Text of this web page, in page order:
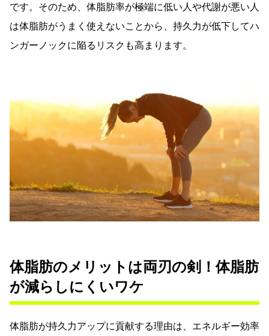
です。そのため、体脂肪率が極端に低い人や代謝が悪い人
は体脂肪がうまく使えないことから、持久力が低下してハ
ンガーノックに陥るリスクも高まります。
体脂肪のメリットは両刃の剣！体脂肪
が減らしにくいワケ
体脂肪が持久力アップに貢献する理由は、エネルギー効率